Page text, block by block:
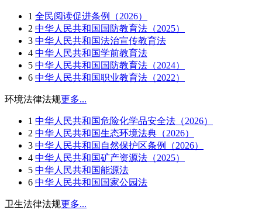
1 全民阅读促进条例（2026）
2 中华人民共和国国防教育法（2025）
3 中华人民共和国法治宣传教育法
4 中华人民共和国学前教育法
5 中华人民共和国国防教育法（2024）
6 中华人民共和国职业教育法（2022）
环境法律法规更多...
1 中华人民共和国危险化学品安全法（2026）
2 中华人民共和国生态环境法典（2026）
3 中华人民共和国自然保护区条例（2026）
4 中华人民共和国矿产资源法（2025）
5 中华人民共和国能源法
6 中华人民共和国国家公园法
卫生法律法规更多...